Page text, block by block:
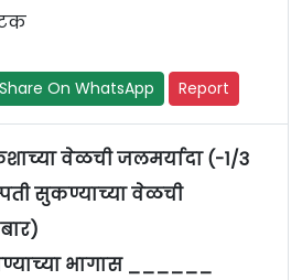
Share On WhatsApp Report
वेळची जलमर्यादा (-1/3
सुकण्याच्या वेळची
भागास ______